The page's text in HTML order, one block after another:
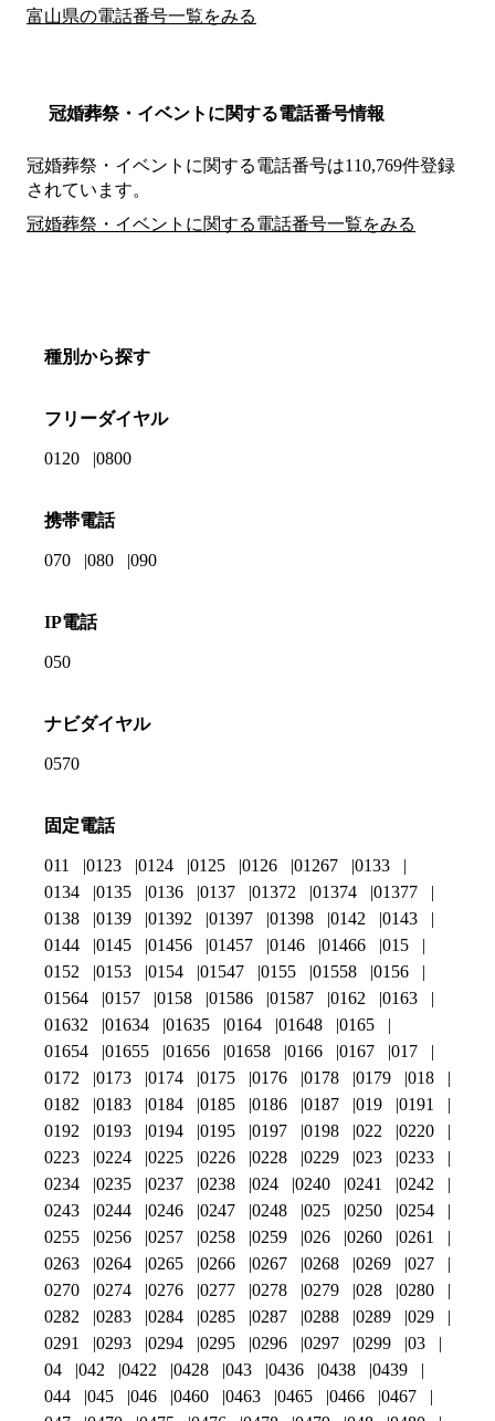
富山県の電話番号一覧をみる
冠婚葬祭・イベントに関する電話番号情報
冠婚葬祭・イベントに関する電話番号は110,769件登録
されています。
冠婚葬祭・イベントに関する電話番号一覧をみる
種別から探す
フリーダイヤル
0120 0800
携帯電話
070 080 090
IP電話
050
ナビダイヤル
0570
固定電話
011 0123 0124 0125 0126 01267
0133
0134
0135 0136 0137 01372 01374
01377
0138
0139 01392 01397 01398 0142
0143
0144
0145 01456 01457 0146 01466
015
0152
0153 0154 01547 0155 01558
0156
01564
0157 0158 01586 01587 0162
0163
01632
01634 01635 0164 01648
0165
01654
01655 01656 01658 0166 0167
017
0172
0173 0174 0175 0176 0178 0179
018
0182
0183 0184 0185 0186 0187 019
0191
0192
0193 0194 0195 0197 0198 022
0220
0223
0224 0225 0226 0228 0229 023
0233
0234
0235 0237 0238 024 0240 0241
0242
0243
0244 0246 0247 0248 025 0250
0254
0255
0256 0257 0258 0259 026 0260
0261
0263
0264 0265 0266 0267 0268 0269
027
0270
0274 0276 0277 0278 0279 028
0280
0282
0283 0284 0285 0287 0288 0289
029
0291
0293 0294 0295 0296 0297 0299
03
04
042 0422 0428 043 0436 0438
0439
044
045 046 0460 0463 0465 0466
0467